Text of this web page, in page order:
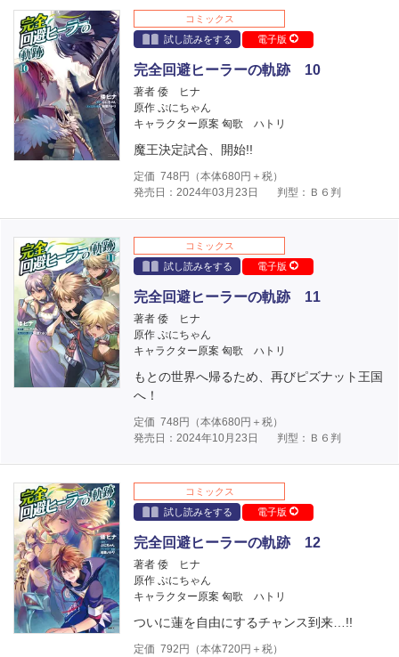
コミックス
試し読みをする
電子版
完全回避ヒーラーの軌跡 10
著者 倭 ヒナ
原作 ぷにちゃん
キャラクター原案 匈歌 ハトリ
魔王決定試合、開始!!
定価 748 円（本体680円＋税）
発売日：2024年03月23日
判型：Ｂ６判
コミックス
試し読みをする
電子版
完全回避ヒーラーの軌跡 11
著者 倭 ヒナ
原作 ぷにちゃん
キャラクター原案 匈歌 ハトリ
もとの世界へ帰るため、再びピズナット王国
へ！
定価 748 円（本体680円＋税）
発売日：2024年10月23日
判型：Ｂ６判
コミックス
試し読みをする
電子版
完全回避ヒーラーの軌跡 12
著者 倭 ヒナ
原作 ぷにちゃん
キャラクター原案 匈歌 ハトリ
ついに蓮を自由にするチャンス到来…!!
定価 792 円（本体720円＋税）